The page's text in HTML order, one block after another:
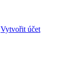
Vytvořit účet